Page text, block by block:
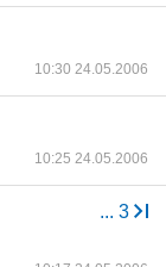
10:30 24.05.2006
10:25 24.05.2006
... 3